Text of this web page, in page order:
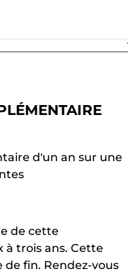
d'un an sur une
de cette
trois ans. Cette
fin. Rendez-vous